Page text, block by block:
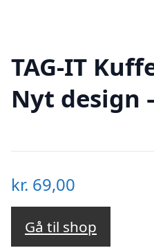
TAG-IT
Nyt design
kr. 69,00
Gå til shop